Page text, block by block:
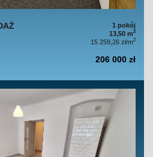
1 pokój
13,50 m2
15 259,26 zł/m2
206 000 zł